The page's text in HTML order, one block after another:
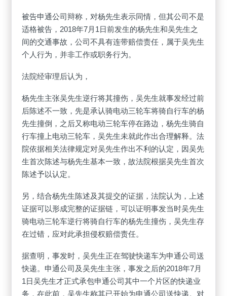
被告申通公司辩称，对杨先生表示同情，但其公司不是
适格被告，2018年7月1日前发生的杨先生和吴先生之
间的交通事故，公司不具有连带赔偿责任，属于吴先生
个人行为，并非工作或职务行为。
法院经审理后认为，
杨先生主张吴先生逆行将其撞伤，吴先生就事发经过前
后陈述不一致，先是承认骑电动三轮车将骑自行车的杨
先生撞倒，之后又称电动三轮车停在路边，杨先生骑自
行车撞上电动三轮车，吴先生未就此作出合理解释。法
院依据相关法律规定对吴先生作出不利的认定，因吴先
生首次陈述与杨先生基本一致，故法院根据吴先生首次
陈述予以认定。
另，结合杨先生陈述及其提交的证据，法院认为，上述
证据可以形成完整的证据链，可以证明事发当时吴先生
骑电动三轮车逆行将骑自行车的杨先生撞伤，吴先生存
在过错，应对此承担侵权赔偿责任。
据查明，事发时，吴先生正在驾驶快递车为申通公司送
快递。申通公司及吴先生主张，事发之后的2018年7月
1日吴先生才正式承包申通公司其中一个片区的快递业
务，在此前，吴先生称其已开始为申通公司送快递。对